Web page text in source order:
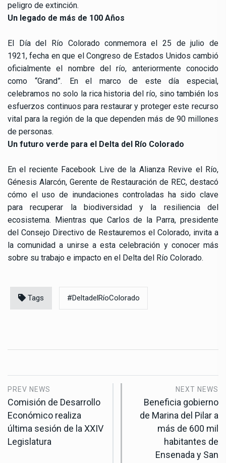
peligro de extinción.
Un legado de más de 100 Años
El Día del Río Colorado conmemora el 25 de julio de
1921, fecha en que el Congreso de Estados Unidos cambió
oficialmente el nombre del río, anteriormente conocido
como “Grand”. En el marco de este día especial,
celebramos no solo la rica historia del río, sino también los
esfuerzos continuos para restaurar y proteger este recurso
vital para la región de la que dependen más de 90 millones
de personas.
Un futuro verde para el Delta del Río Colorado
En el reciente Facebook Live de la Alianza Revive el Río,
Génesis Alarcón, Gerente de Restauración de REC, destacó
cómo el uso de inundaciones controladas ha sido clave
para recuperar la biodiversidad y la resiliencia del
ecosistema. Mientras que Carlos de la Parra, presidente
del Consejo Directivo de Restauremos el Colorado, invita a
la comunidad a unirse a esta celebración y conocer más
sobre su trabajo e impacto en el Delta del Río Colorado.
Tags #DeltadelRíoColorado
PREV NEWS
Comisión de Desarrollo
Económico realiza
última sesión de la XXIV
Legislatura
NEXT NEWS
Beneficia gobierno
de Marina del Pilar a
más de 600 mil
habitantes de
Ensenada y San